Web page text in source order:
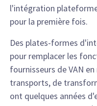
l'intégration
pour la première fois.
Des plates-formes
pour remplacer les
fournisseurs de VAN
transports, de
ont quelques années